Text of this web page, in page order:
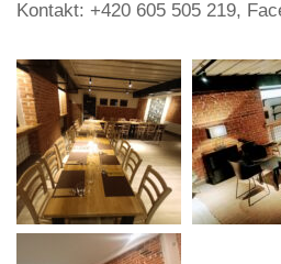
Kontakt: +420 605 505 219,